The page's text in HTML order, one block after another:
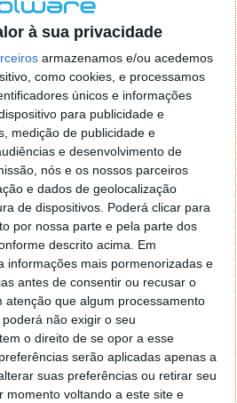
à sua privacidade
armazenamos e/ou acedemos
como cookies, e processamos
únicos e informações
para publicidade e
medição de publicidade e
e desenvolvimento de
nós e os nossos parceiros
e dados de geolocalização
de dispositivos. Poderá clicar para
por nossa parte e pela parte dos
descrito acima. Em
informações mais pormenorizadas e
antes de consentir ou recusar o
atenção que algum processamento
não exigir o seu
o direito de se opor a esse
serão aplicadas apenas a
suas preferências ou retirar seu
momento voltando a este site e
predefenido
nada. Tou a comecar a desesperar, ate ja
na tentativa de forçar o uso do
Kaso te lembres de outra dica fico
contrario obrigado a mesma
de Novembro de 2005 às 01:39
funciona. Seja como for segue por mail
8.
7 de Novembro de 2005 às 11:21
o que te falei. Faz da seguinte maneira,
topo dessa janela com o botão direito do
Depois no separador Menu ‘Iniciar’
aí encontrarás no separador
escolheres o Browser com que queres